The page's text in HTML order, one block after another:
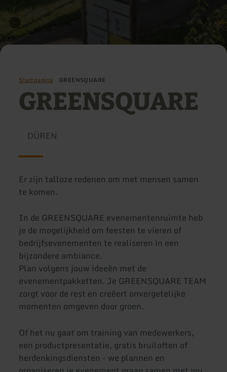
Startpagina GREENSQUARE
GREENSQUARE
DÜREN
Er zijn talloze redenen om met mensen samen
te komen.
In de GREENSQUARE evenementenruimte heb
je de mogelijkheid om feesten te vieren of
bedrijfsevenementen te realiseren in een
bijzondere ambiance.
Plan volgens jouw ideeën met de
evenementpakketten. Je GREENSQUARE TEAM
zorgt voor de rest en creëert onvergetelijke
momenten omgeven door groen.
Of het nu gaat om training van medewerkers,
een productpresentatie, gratis bruiloften of
herdenkingsdiensten - we plannen en